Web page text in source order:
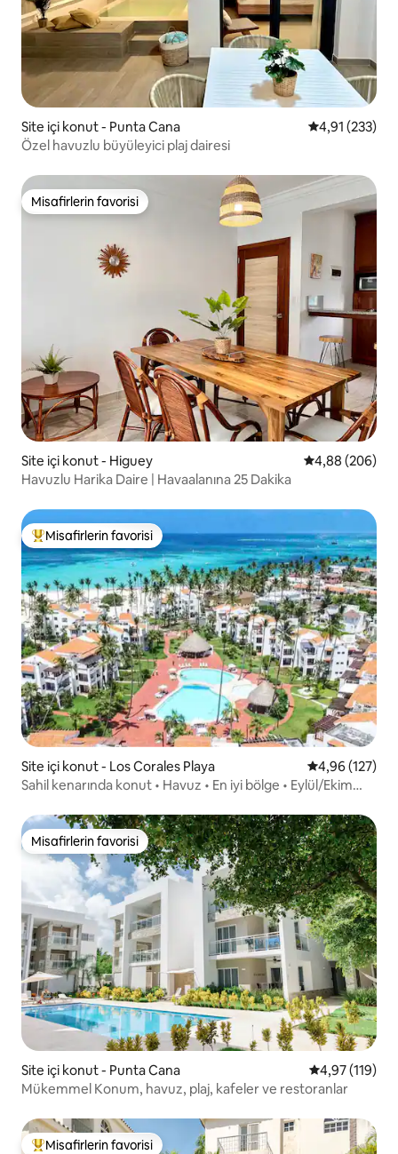
Site içi konut - Punta Cana 5 üzerinden
4,91 (233)
Özel havuzlu büyüleyici plaj dairesi
Misafirlerin favorisi
Misafirlerin favorisi
Site içi konut - Higuey 5 üzerinden
4,88 (206)
Havuzlu Harika Daire | Havaalanına 25 Dakika
Misafirlerin favorilerinden en beğenilenler arasında
Misafirlerin favorisi
Site içi konut - Los Corales Playa 5 üzerinden
4,96 (127)
Sahil kenarında konut • Havuz • En iyi bölge • Eylül/Ekim
Misafirlerin favorisi
Misafirlerin favorisi
Site içi konut - Punta Cana 5 üzerinden
4,97 (119)
Mükemmel Konum, havuz, plaj, kafeler ve restoranlar
Misafirlerin favorisi